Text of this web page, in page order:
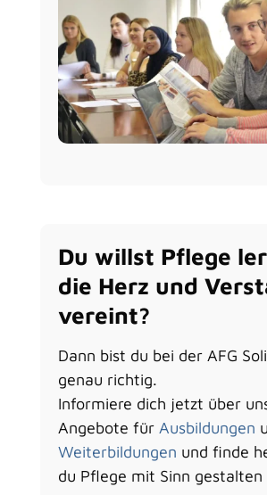
Du willst Pflege
die Herz und
vereint?
Dann bist du bei der AFG
genau richtig.
Informiere dich jetzt über
Angebote für Ausbildungen
Weiterbildungen und finde
du Pflege mit Sinn gestalten